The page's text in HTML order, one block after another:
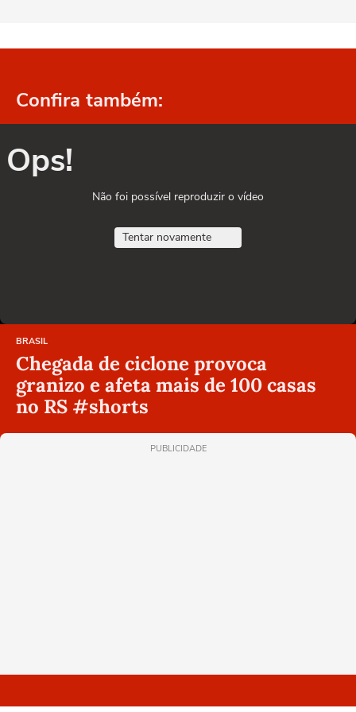
Confira também:
Ops!
Não foi possível reproduzir o vídeo
Tentar novamente
BRASIL
Chegada de ciclone provoca
granizo e afeta mais de 100 casas
no RS #shorts
PUBLICIDADE